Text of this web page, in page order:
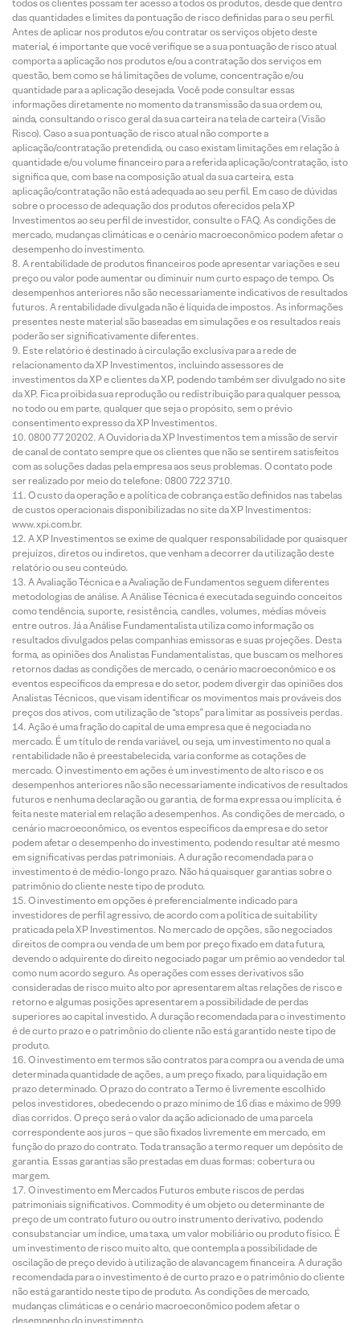
todos os clientes possam ter acesso a todos os produtos, desde que dentro
das quantidades e limites da pontuação de risco definidas para o seu perfil.
Antes de aplicar nos produtos e/ou contratar os serviços objeto deste
material, é importante que você verifique se a sua pontuação de risco atual
comporta a aplicação nos produtos e/ou a contratação dos serviços em
questão, bem como se há limitações de volume, concentração e/ou
quantidade para a aplicação desejada. Você pode consultar essas
informações diretamente no momento da transmissão da sua ordem ou,
ainda, consultando o risco geral da sua carteira na tela de carteira (Visão
Risco). Caso a sua pontuação de risco atual não comporte a
aplicação/contratação pretendida, ou caso existam limitações em relação à
quantidade e/ou volume financeiro para a referida aplicação/contratação, isto
significa que, com base na composição atual da sua carteira, esta
aplicação/contratação não está adequada ao seu perfil. Em caso de dúvidas
sobre o processo de adequação dos produtos oferecidos pela XP
Investimentos ao seu perfil de investidor, consulte o FAQ. As condições de
mercado, mudanças climáticas e o cenário macroeconômico podem afetar o
desempenho do investimento.
A rentabilidade de produtos financeiros pode apresentar variações e seu
preço ou valor pode aumentar ou diminuir num curto espaço de tempo. Os
desempenhos anteriores não são necessariamente indicativos de resultados
futuros. A rentabilidade divulgada não é líquida de impostos. As informações
presentes neste material são baseadas em simulações e os resultados reais
poderão ser significativamente diferentes.
Este relatório é destinado à circulação exclusiva para a rede de
relacionamento da XP Investimentos, incluindo assessores de
investimentos da XP e clientes da XP, podendo também ser divulgado no site
da XP. Fica proibida sua reprodução ou redistribuição para qualquer pessoa,
no todo ou em parte, qualquer que seja o propósito, sem o prévio
consentimento expresso da XP Investimentos.
0800 77 20202. A Ouvidoria da XP Investimentos tem a missão de servir
de canal de contato sempre que os clientes que não se sentirem satisfeitos
com as soluções dadas pela empresa aos seus problemas. O contato pode
ser realizado por meio do telefone: 0800 722 3710.
O custo da operação e a política de cobrança estão definidos nas tabelas
de custos operacionais disponibilizadas no site da XP Investimentos:
www.xpi.com.br.
A XP Investimentos se exime de qualquer responsabilidade por quaisquer
prejuízos, diretos ou indiretos, que venham a decorrer da utilização deste
relatório ou seu conteúdo.
A Avaliação Técnica e a Avaliação de Fundamentos seguem diferentes
metodologias de análise. A Análise Técnica é executada seguindo conceitos
como tendência, suporte, resistência, candles, volumes, médias móveis
entre outros. Já a Análise Fundamentalista utiliza como informação os
resultados divulgados pelas companhias emissoras e suas projeções. Desta
forma, as opiniões dos Analistas Fundamentalistas, que buscam os melhores
retornos dadas as condições de mercado, o cenário macroeconômico e os
eventos específicos da empresa e do setor, podem divergir das opiniões dos
Analistas Técnicos, que visam identificar os movimentos mais prováveis dos
preços dos ativos, com utilização de “stops” para limitar as possíveis perdas.
Ação é uma fração do capital de uma empresa que é negociada no
mercado. É um título de renda variável, ou seja, um investimento no qual a
rentabilidade não é preestabelecida, varia conforme as cotações de
mercado. O investimento em ações é um investimento de alto risco e os
desempenhos anteriores não são necessariamente indicativos de resultados
futuros e nenhuma declaração ou garantia, de forma expressa ou implícita, é
feita neste material em relação a desempenhos. As condições de mercado, o
cenário macroeconômico, os eventos específicos da empresa e do setor
podem afetar o desempenho do investimento, podendo resultar até mesmo
em significativas perdas patrimoniais. A duração recomendada para o
investimento é de médio-longo prazo. Não há quaisquer garantias sobre o
patrimônio do cliente neste tipo de produto.
O investimento em opções é preferencialmente indicado para
investidores de perfil agressivo, de acordo com a política de suitability
praticada pela XP Investimentos. No mercado de opções, são negociados
direitos de compra ou venda de um bem por preço fixado em data futura,
devendo o adquirente do direito negociado pagar um prêmio ao vendedor tal
como num acordo seguro. As operações com esses derivativos são
consideradas de risco muito alto por apresentarem altas relações de risco e
retorno e algumas posições apresentarem a possibilidade de perdas
superiores ao capital investido. A duração recomendada para o investimento
é de curto prazo e o patrimônio do cliente não está garantido neste tipo de
produto.
O investimento em termos são contratos para compra ou a venda de uma
determinada quantidade de ações, a um preço fixado, para liquidação em
prazo determinado. O prazo do contrato a Termo é livremente escolhido
pelos investidores, obedecendo o prazo mínimo de 16 dias e máximo de 999
dias corridos. O preço será o valor da ação adicionado de uma parcela
correspondente aos juros – que são fixados livremente em mercado, em
função do prazo do contrato. Toda transação a termo requer um depósito de
garantia. Essas garantias são prestadas em duas formas: cobertura ou
margem.
O investimento em Mercados Futuros embute riscos de perdas
patrimoniais significativos. Commodity é um objeto ou determinante de
preço de um contrato futuro ou outro instrumento derivativo, podendo
consubstanciar um índice, uma taxa, um valor mobiliário ou produto físico. É
um investimento de risco muito alto, que contempla a possibilidade de
oscilação de preço devido à utilização de alavancagem financeira. A duração
recomendada para o investimento é de curto prazo e o patrimônio do cliente
não está garantido neste tipo de produto. As condições de mercado,
mudanças climáticas e o cenário macroeconômico podem afetar o
desempenho do investimento.